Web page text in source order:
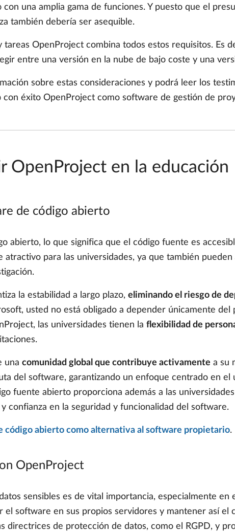
una amplia gama de funciones. Y puesto que el
también debería ser asequible.
OpenProject combina todos estos requisitos. Es
entre una versión en la nube de bajo coste y una
sobre estas consideraciones y podrá leer los
con éxito OpenProject como software de gestión de
OpenProject en la educación
de código abierto
abierto, lo que significa que el código fuente es
atractivo para las universidades, ya que también
la estabilidad a largo plazo, eliminando el riesgo de
usted no está obligado a depender únicamente del
las universidades tienen la flexibilidad de
una comunidad global que contribuye activamente a su
del software, garantizando un enfoque centrado en el
fuente abierto proporciona además a las
confianza en la seguridad y funcionalidad del software.
código abierto como alternativa al software propietario.
OpenProject
sensibles es de vital importancia, especialmente
el software en sus propios servidores y mantener así el
directrices de protección de datos, como el RGPD, y